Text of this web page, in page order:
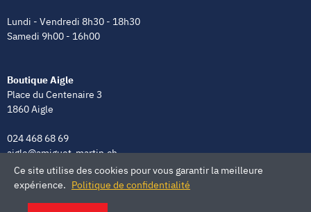
Lundi - Vendredi 8h30 - 18h30
Samedi 9h00 - 16h00
Boutique Aigle
Place du Centenaire 3
1860 Aigle
024 468 68 69
aigle@amiguet-martin.ch
Lundi - Vendredi 8h00 - 12h00 | 13h30 - 18h30
Ce site utilise des cookies pour vous garantir la meilleure
expérience. Politique de confidentialité